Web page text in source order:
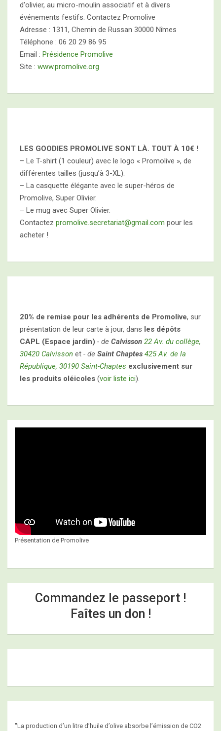
d'olivier, au micro-moulin associatif et à divers
événements festifs. Contactez Promolive
Adresse : 1311, Chemin de Russan 30000 Nîmes
Téléphone : 06 20 29 86 95
Email : Présidence Promolive
Site : www.promolive.org
LES GOODIES PROMOLIVE SONT LÀ. TOUT À 10€ !
– Le T-shirt (1 couleur) avec le logo « Promolive », de
différentes tailles (jusqu’à 3-XL).
– La casquette élégante avec le super-héros de
Promolive, Super Olivier.
– Le mug avec Super Olivier.
Contactez promolive.secretariat@gmail.com pour les
acheter !
20% de remise pour les adhérents de Promolive, sur
présentation de leur carte à jour, dans les dépôts
CAPL (Espace jardin) - de Calvisson 22 Av. du collège,
30420 Calvisson et - de Saint Chaptes 425 Av. de la
République, 30190 Saint-Chaptes exclusivement sur
les produits oléicoles (voir liste ici).
Présentation de Promolive
Commandez le passeport !
Faîtes un don !
"La production d’un litre d’huile d’olive absorbe l’émission de CO2